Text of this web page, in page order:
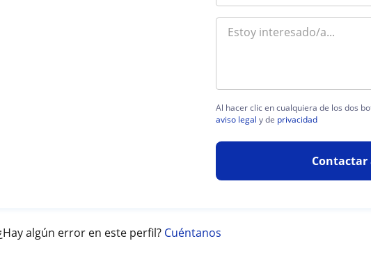
Al hacer clic en cualquiera de los dos
aviso legal y de privacidad
Contactar
algún error en este perfil? Cuéntanos